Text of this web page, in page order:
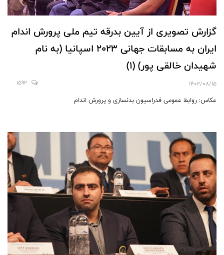
گزارش تصویری از آیین بدرقه تیم ملی پرورش اندام
ایران به مسابقات جهانی ۲۰۲۳ اسپانیا (به نام
شهیدان خالقی پور) (۱)
1402/08/15
1592
عکاس: روابط عمومی فدراسیون بدنسازی و پرورش اندام